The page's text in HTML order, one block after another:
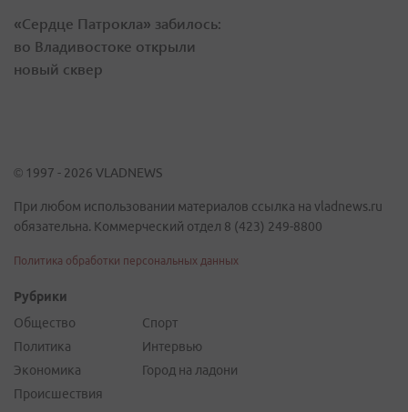
«Сердце Патрокла» забилось:
во Владивостоке открыли
новый сквер
© 1997 - 2026 VLADNEWS
При любом использовании материалов ссылка на vladnews.ru
обязательна. Коммерческий отдел 8 (423) 249-8800
Политика обработки персональных данных
Рубрики
Общество
Политика
Экономика
Происшествия
Спорт
Интервью
Город на ладони